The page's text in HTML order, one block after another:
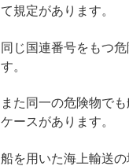
て規定があります。
同じ国連番号をもつ
す。
また同一の危険物で
ケースがあります。
船を用いた海上輸送